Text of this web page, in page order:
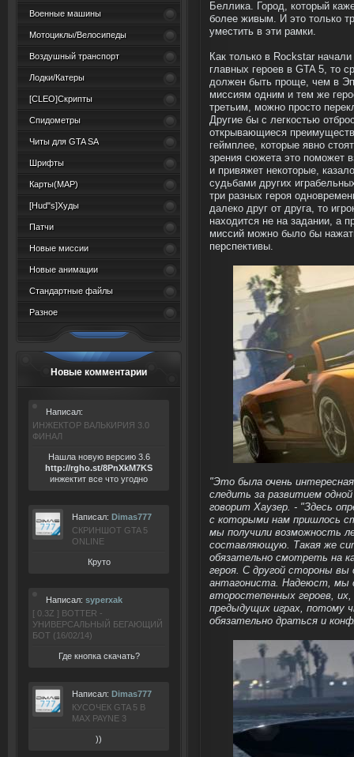
Военные машины
Мотоциклы/Велосипеды
Воздушный транспорт
Лодки/Катеры
[CLEO]Скрипты
Спидометры
Читы для GTA SA
Шрифты
Карты(MAP)
[Hud"s]Худы
Патчи
Новые миссии
Новые анимации
Стандартные файлы
Разное
Новые комментарии
Написал:
ИНЖЕКТОР ВАЛЬКИРИЯ 3.0
ФИНАЛ
Нашла новую версию 3.6
http://rgho.st/8PnXkM7KS
инжектит все что угодно
Написал: Dimas777
СКРИНШОТ GTA 5
ONLINE
Круто
Написал: syperxak
[ 0.3Z ] BOTTER -
УНИВЕРСАЛЬНЫЙ БЕГАЮЩИЙ
БОТ (16/02/14)
Где кнопка скачать?
Написал: Dimas777
КУСОЧЕК GTA 5 В
MAX PAYNE 3
))
Беллика. Город, который
более живым. И это только
уместить в эти рамки.
Как только в Rockstar
главных героев в GTA 5, то
должен быть проще, чем в
миссиям одним и тем же
третьим, можно просто
Другие бы с легкостью
открывающиеся
геймплее, которые явно
зрения сюжета это поможет
и привяжет некоторые,
судьбами других
три разных героя
далеко друг от друга, то
находится не на задании, а
миссий можно было бы
перспективы.
"Это была очень
следить за развитием
говорит Хаузер. - "Здесь
с которыми нам пришлось
мы получили возможность
составляющую. Такая же
обязательно смотреть на
героя. С другой стороны
антагониста. Надеюст, мы
второстепенных героев,
предыдущих играх, потому
обязательно драться и